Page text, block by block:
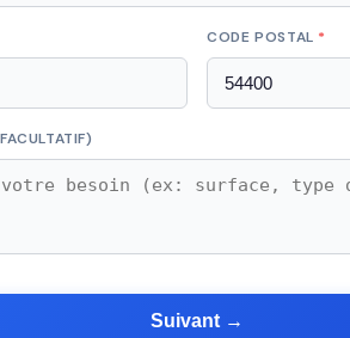
CODE POSTAL *
Suivant →